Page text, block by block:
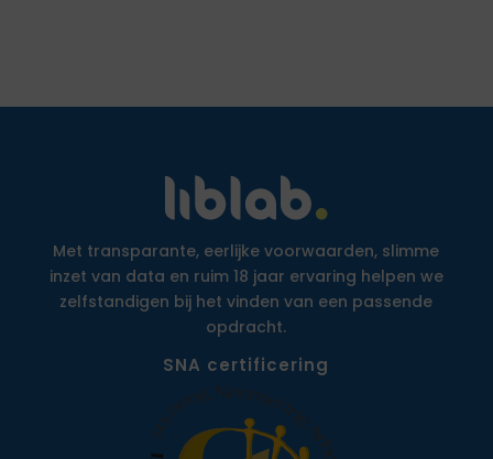
Met transparante, eerlijke voorwaarden, slimme
inzet van data en ruim 18 jaar ervaring helpen we
zelfstandigen bij het vinden van een passende
opdracht.
SNA certificering